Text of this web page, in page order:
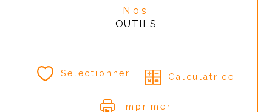
Nos
OUTILS
Sélectionner Calculatrice
Imprimer